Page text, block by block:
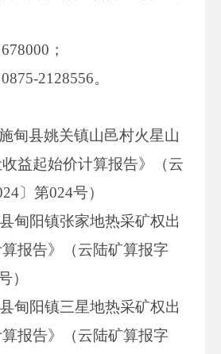
；
2128556。
甸县姚关镇山邑村火星山
益起始价计算报告》（云
〕第024号）
甸阳镇张家地热采矿权出
报告》（云陆矿算报字
）
甸阳镇三星地热采矿权出
报告》（云陆矿算报字